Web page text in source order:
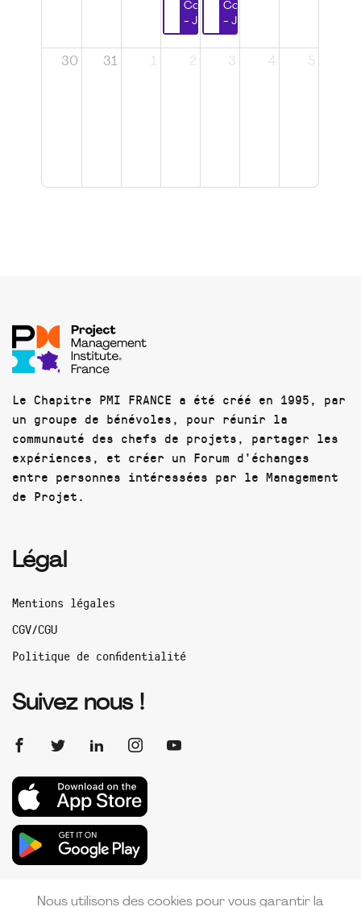
Complexes
- Jour 1
Complexes
- Jour 2
30 31 1 2 3 4 5
Le Chapitre PMI FRANCE a été créé en 1995, par
un groupe de bénévoles, pour réunir la
communauté des chefs de projets, partager les
expériences, et créer un Forum d'échanges
entre personnes intéressées par le Management
de Projet.
Légal
Mentions légales
CGV/CGU
Politique de confidentialité
Suivez nous !
Nous utilisons des cookies pour vous garantir la